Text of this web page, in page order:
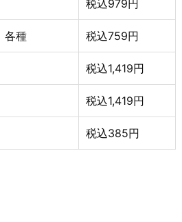
税込979円
各種 税込759円
税込1,419円
税込1,419円
税込385円